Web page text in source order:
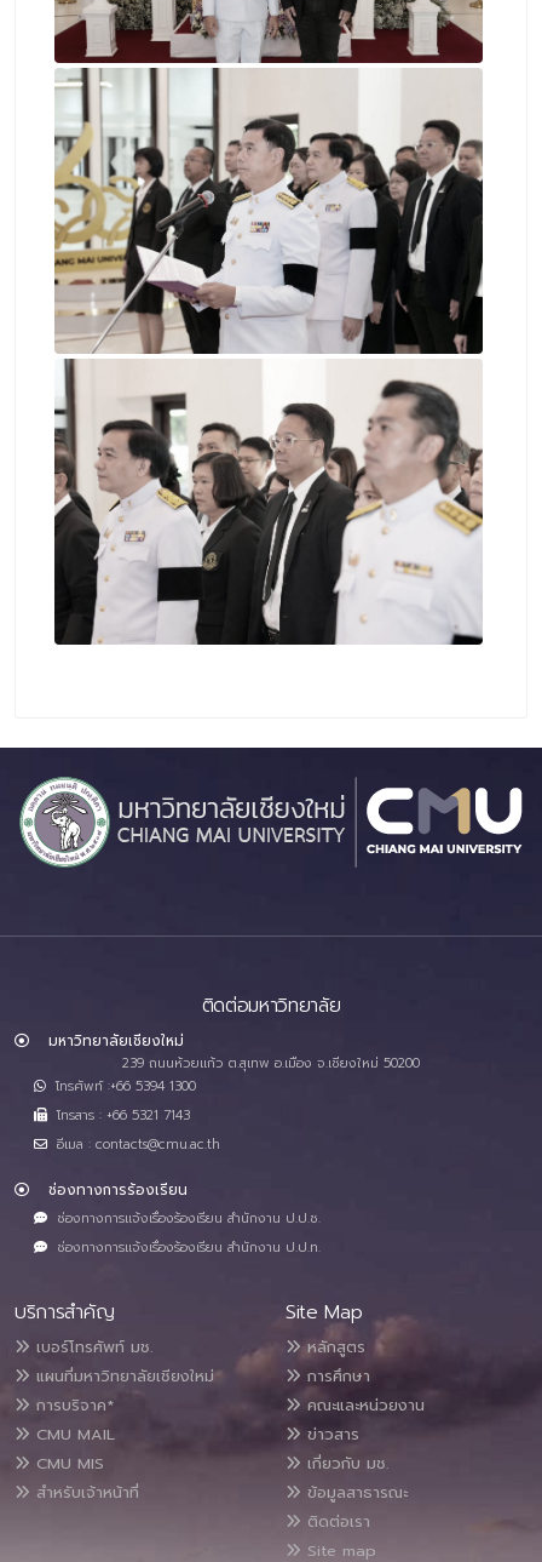
ติดต่อมหาวิทยาลัย
มหาวิทยาลัยเชียงใหม่
239 ถนนห้วยแก้ว ต.สุเทพ อ.เมือง จ.เชียงใหม่ 50200
โทรศัพท์ :+66 5394 1300
โทรสาร : +66 5321 7143
อีเมล : contacts@cmu.ac.th
ช่องทางการร้องเรียน
ช่องทางการแจ้งเรื่องร้องเรียน สำนักงาน ป.ป.ช.
ช่องทางการแจ้งเรื่องร้องเรียน สำนักงาน ป.ป.ท.
บริการสำคัญ
เบอร์โทรศัพท์ มช.
แผนที่มหาวิทยาลัยเชียงใหม่
การบริจาค*
CMU MAIL
CMU MIS
สำหรับเจ้าหน้าที่
Site Map
หลักสูตร
การศึกษา
คณะและหน่วยงาน
ข่าวสาร
เกี่ยวกับ มช.
ข้อมูลสาธารณะ
ติดต่อเรา
Site map